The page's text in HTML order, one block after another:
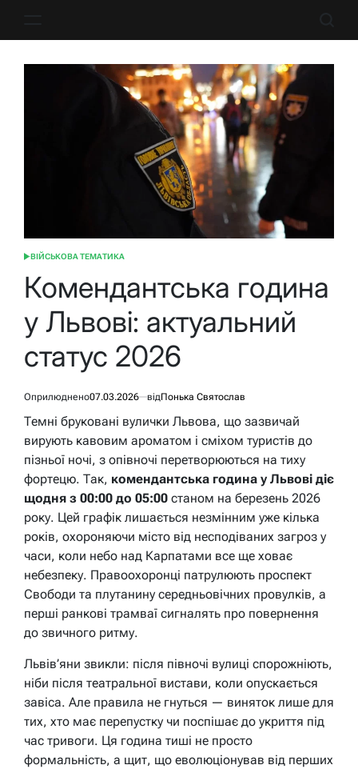
ОПУБЛІКУВАТИ
ВІЙСЬКОВА ТЕМАТИКА
Комендантська година
у Львові: актуальний
статус 2026
Оприлюднено07.03.2026 відПонька Святослав
Темні бруковані вулички Львова, що зазвичай
вирують кавовим ароматом і сміхом туристів до
пізньої ночі, з опівночі перетворюються на тиху
фортецю. Так, комендантська година у Львові діє
щодня з 00:00 до 05:00 станом на березень 2026
року. Цей графік лишається незмінним уже кілька
років, охороняючи місто від несподіваних загроз у
часи, коли небо над Карпатами все ще ховає
небезпеку. Правоохоронці патрулюють проспект
Свободи та плутанину середньовічних провулків, а
перші ранкові трамваї сигналять про повернення
до звичного ритму.
Львів’яни звикли: після півночі вулиці спорожніють,
ніби після театральної вистави, коли опускається
завіса. Але правила не гнуться — виняток лише для
тих, хто має перепустку чи поспішає до укриття під
час тривоги. Ця година тиші не просто
формальність, а щит, що еволюціонував від перших